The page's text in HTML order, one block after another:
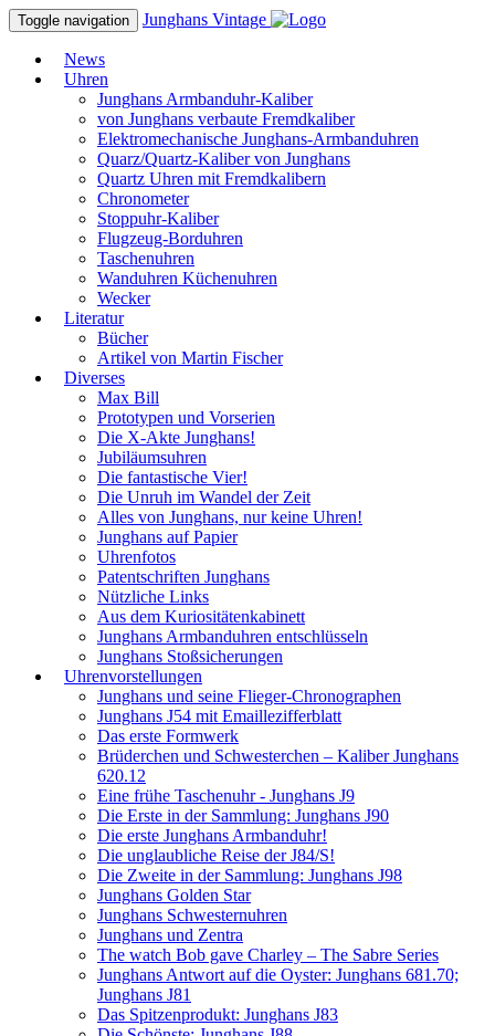
Toggle navigation Junghans Vintage
News
Uhren
Junghans Armbanduhr-Kaliber
von Junghans verbaute Fremdkaliber
Elektromechanische Junghans-Armbanduhren
Quarz/Quartz-Kaliber von Junghans
Quartz Uhren mit Fremdkalibern
Chronometer
Stoppuhr-Kaliber
Flugzeug-Borduhren
Taschenuhren
Wanduhren Küchenuhren
Wecker
Literatur
Bücher
Artikel von Martin Fischer
Diverses
Max Bill
Prototypen und Vorserien
Die X-Akte Junghans!
Jubiläumsuhren
Die fantastische Vier!
Die Unruh im Wandel der Zeit
Alles von Junghans, nur keine Uhren!
Junghans auf Papier
Uhrenfotos
Patentschriften Junghans
Nützliche Links
Aus dem Kuriositätenkabinett
Junghans Armbanduhren entschlüsseln
Junghans Stoßsicherungen
Uhrenvorstellungen
Junghans und seine Flieger-Chronographen
Junghans J54 mit Emaillezifferblatt
Das erste Formwerk
Brüderchen und Schwesterchen – Kaliber Junghans
620.12
Eine frühe Taschenuhr - Junghans J9
Die Erste in der Sammlung: Junghans J90
Die erste Junghans Armbanduhr!
Die unglaubliche Reise der J84/S!
Die Zweite in der Sammlung: Junghans J98
Junghans Golden Star
Junghans Schwesternuhren
Junghans und Zentra
The watch Bob gave Charley – The Sabre Series
Junghans Antwort auf die Oyster: Junghans 681.70;
Junghans J81
Das Spitzenprodukt: Junghans J83